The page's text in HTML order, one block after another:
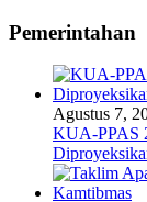
Pemerintahan
Agustus 7,
KUA-PPAS